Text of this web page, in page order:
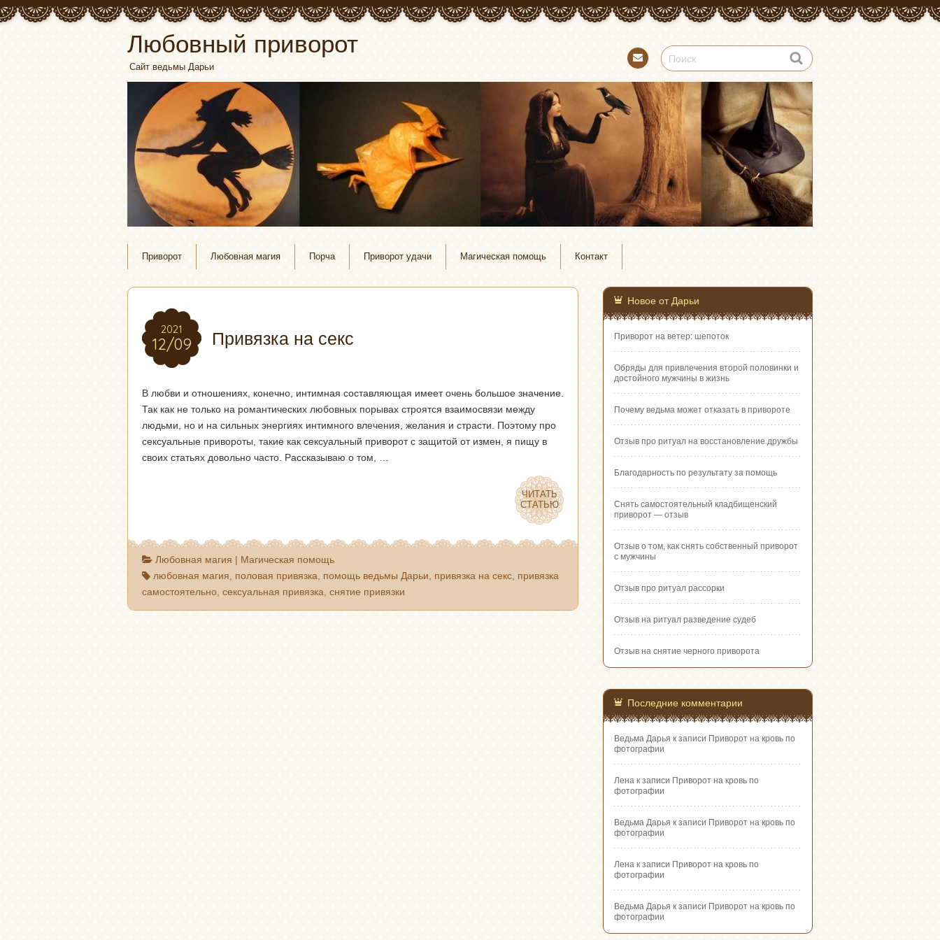
Любовный приворот
Сайт ведьмы Дарьи
акт
Приворот Любовная магия Порча Приворот удачи Магическая помощь Контакт
2021
12/09
2021
12/09 Привязка на секс
В любви и отношениях, конечно, интимная составляющая имеет очень большое значение.
Так как не только на романтических любовных порывах строятся взаимосвязи между
людьми, но и на сильных энергиях интимного влечения, желания и страсти. Поэтому про
сексуальные привороты, такие как сексуальный приворот с защитой от измен, я пищу в
своих статьях довольно часто. Рассказываю о том, …
ЧИТАТЬ
СТАТЬЮ
ЧИТАТЬ
СТАТЬЮ
Любовная магия | Магическая помощь
любовная магия
половая привязка помощь ведьмы Дарьи привязка на секс привязка
самостоятельно сексуальная привязка снятие привязки
Новое от Дарьи
Приворот на ветер: шепоток
Обряды для привлечения второй половинки и
достойного мужчины в жизнь
Почему ведьма может отказать в привороте
Отзыв про ритуал на восстановление дружбы
Благодарность по результату за помощь
Снять самостоятельный кладбищенский
приворот — отзыв
Отзыв о том, как снять собственный приворот
с мужчины
Отзыв про ритуал рассорки
Отзыв на ритуал разведение судеб
Отзыв на снятие черного приворота
Последние комментарии
Ведьма Дарья к записи Приворот на кровь по
фотографии
Лена к записи Приворот на кровь по
фотографии
Ведьма Дарья к записи Приворот на кровь по
фотографии
Лена к записи Приворот на кровь по
фотографии
Ведьма Дарья к записи Приворот на кровь по
фотографии